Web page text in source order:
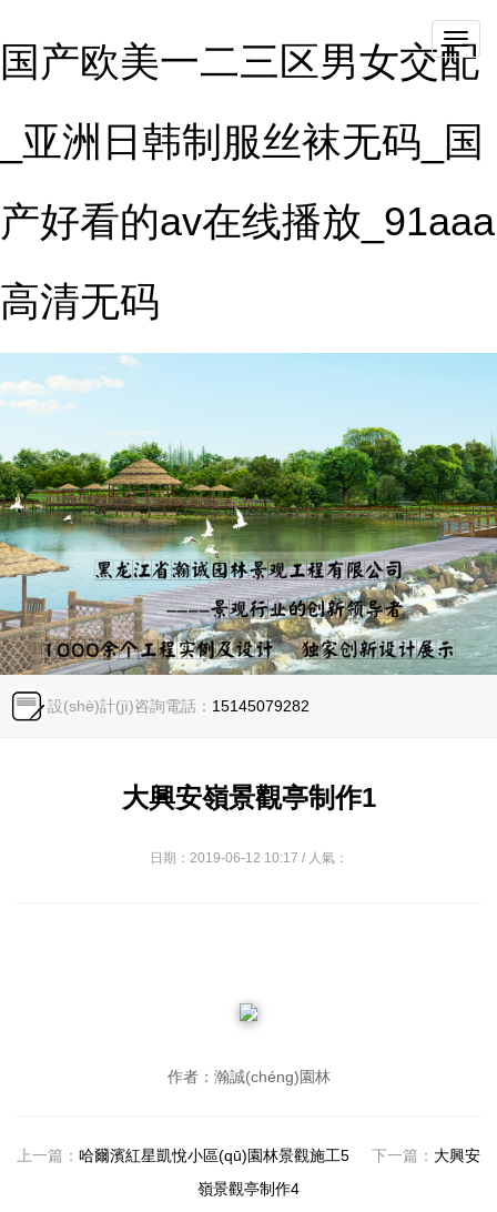
国产欧美一二三区男女交配
_亚洲日韩制服丝袜无码_国
产好看的av在线播放_91aaa
高清无码
qieh
設(shè)計(jì)咨詢電話： 15145079282
大興安嶺景觀亭制作1
日期：2019-06-12 10:17 / 人氣：
作者：瀚誠(chéng)園林
上一篇： 哈爾濱紅星凱悅小區(qū)園林景觀施工5 下一篇： 大興安
嶺景觀亭制作4